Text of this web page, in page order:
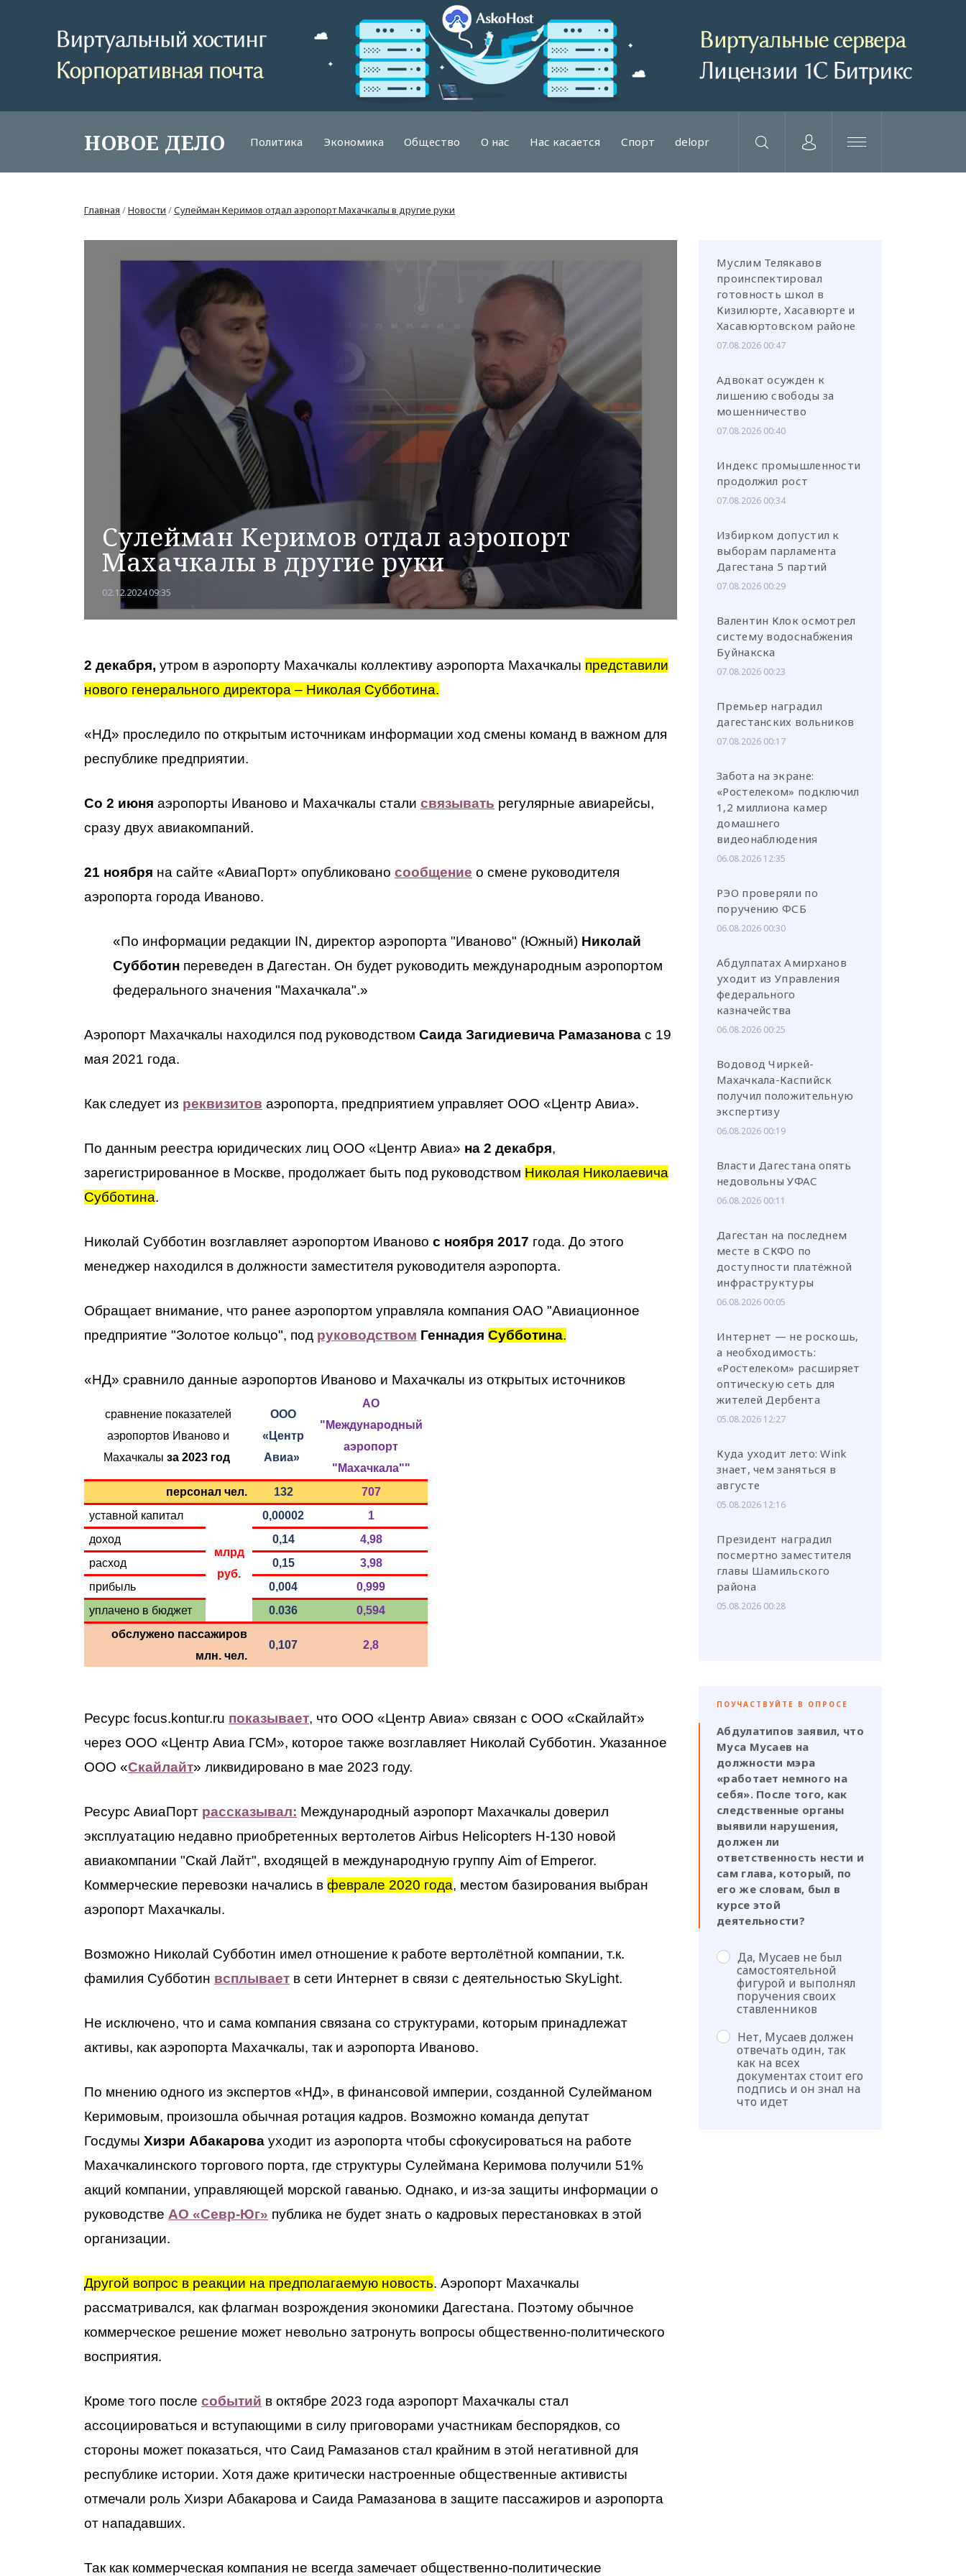
НОВОЕ ДЕЛО Политика Экономика Общество О нас Нас касается Спорт delopr
или через соц. сети
Главная /Новости /Сулейман Керимов отдал аэропорт Махачкалы в другие руки
Сулейман Керимов отдал аэропорт
Махачкалы в другие руки
02.12.2024 09:35
2 декабря, утром в аэропорту Махачкалы коллективу аэропорта Махачкалы представили
нового генерального директора – Николая Субботина.
«НД» проследило по открытым источникам информации ход смены команд в важном для
республике предприятии.
Со 2 июня аэропорты Иваново и Махачкалы стали связывать регулярные авиарейсы,
сразу двух авиакомпаний.
21 ноября на сайте «АвиаПорт» опубликовано сообщение о смене руководителя
аэропорта города Иваново.
«По информации редакции IN, директор аэропорта "Иваново" (Южный) Николай
Субботин переведен в Дагестан. Он будет руководить международным аэропортом
федерального значения "Махачкала".»
Аэропорт Махачкалы находился под руководством Саида Загидиевича Рамазанова с 19
мая 2021 года.
Как следует из реквизитов аэропорта, предприятием управляет ООО «Центр Авиа».
По данным реестра юридических лиц ООО «Центр Авиа» на 2 декабря,
зарегистрированное в Москве, продолжает быть под руководством Николая Николаевича
Субботина.
Николай Субботин возглавляет аэропортом Иваново с ноября 2017 года. До этого
менеджер находился в должности заместителя руководителя аэропорта.
Обращает внимание, что ранее аэропортом управляла компания ОАО "Авиационное
предприятие "Золотое кольцо", под руководством Геннадия Субботина.
«НД» сравнило данные аэропортов Иваново и Махачкалы из открытых источников
сравнение показателей
аэропортов Иваново и
Махачкалы за 2023 год
ООО
«Центр
Авиа»
АО
"Международный
аэропорт
"Махачкала""
персонал чел.
132
707
уставной капитал
млрд
руб.
0,00002
1
доход
0,14
4,98
расход
0,15
3,98
прибыль
0,004
0,999
уплачено в бюджет
0.036
0,594
обслужено пассажиров
млн. чел.
0,107 2,8
Ресурс focus.kontur.ru показывает, что ООО «Центр Авиа» связан с ООО «Скайлайт»
через ООО «Центр Авиа ГСМ», которое также возглавляет Николай Субботин. Указанное
ООО «Скайлайт» ликвидировано в мае 2023 году.
Ресурс АвиаПорт рассказывал: Международный аэропорт Махачкалы доверил
эксплуатацию недавно приобретенных вертолетов Airbus Helicopters H-130 новой
авиакомпании "Скай Лайт", входящей в международную группу Aim of Emperor.
Коммерческие перевозки начались в феврале 2020 года, местом базирования выбран
аэропорт Махачкалы.
Возможно Николай Субботин имел отношение к работе вертолётной компании, т.к.
фамилия Субботин всплывает в сети Интернет в связи с деятельностью SkyLight.
Не исключено, что и сама компания связана со структурами, которым принадлежат
активы, как аэропорта Махачкалы, так и аэропорта Иваново.
По мнению одного из экспертов «НД», в финансовой империи, созданной Сулейманом
Керимовым, произошла обычная ротация кадров. Возможно команда депутат
Госдумы Хизри Абакарова уходит из аэропорта чтобы сфокусироваться на работе
Махачкалинского торгового порта, где структуры Сулеймана Керимова получили 51%
акций компании, управляющей морской гаванью. Однако, и из-за защиты информации о
руководстве АО «Севр-Юг» публика не будет знать о кадровых перестановках в этой
организации.
Другой вопрос в реакции на предполагаемую новость. Аэропорт Махачкалы
рассматривался, как флагман возрождения экономики Дагестана. Поэтому обычное
коммерческое решение может невольно затронуть вопросы общественно-политического
восприятия.
Кроме того после событий в октябре 2023 года аэропорт Махачкалы стал
ассоциироваться и вступающими в силу приговорами участникам беспорядков, со
стороны может показаться, что Саид Рамазанов стал крайним в этой негативной для
республике истории. Хотя даже критически настроенные общественные активисты
отмечали роль Хизри Абакарова и Саида Рамазанова в защите пассажиров и аэропорта
от нападавших.
Так как коммерческая компания не всегда замечает общественно-политические
Муслим Телякавов
проинспектировал
готовность школ в
Кизилюрте, Хасавюрте и
Хасавюртовском районе
07.08.2026 00:47
Адвокат осужден к
лишению свободы за
мошенничество
07.08.2026 00:40
Индекс промышленности
продолжил рост
07.08.2026 00:34
Избирком допустил к
выборам парламента
Дагестана 5 партий
07.08.2026 00:29
Валентин Клок осмотрел
систему водоснабжения
Буйнакска
07.08.2026 00:23
Премьер наградил
дагестанских вольников
07.08.2026 00:17
Забота на экране:
«Ростелеком» подключил
1,2 миллиона камер
домашнего
видеонаблюдения
06.08.2026 12:35
РЭО проверяли по
поручению ФСБ
06.08.2026 00:30
Абдулпатах Амирханов
уходит из Управления
федерального
казначейства
06.08.2026 00:25
Водовод Чиркей-
Махачкала-Каспийск
получил положительную
экспертизу
06.08.2026 00:19
Власти Дагестана опять
недовольны УФАС
06.08.2026 00:11
Дагестан на последнем
месте в СКФО по
доступности платёжной
инфраструктуры
06.08.2026 00:05
Интернет — не роскошь,
а необходимость:
«Ростелеком» расширяет
оптическую сеть для
жителей Дербента
05.08.2026 12:27
Куда уходит лето: Wink
знает, чем заняться в
августе
05.08.2026 12:16
Президент наградил
посмертно заместителя
главы Шамильского
района
05.08.2026 00:28
ПОУЧАСТВУЙТЕ В ОПРОСЕ
Абдулатипов заявил, что
Муса Мусаев на
должности мэра
«работает немного на
себя». После того, как
следственные органы
выявили нарушения,
должен ли
ответственность нести и
сам глава, который, по
его же словам, был в
курсе этой
деятельности?
Да, Мусаев не был
самостоятельной
фигурой и выполнял
поручения своих
ставленников
Нет, Мусаев должен
отвечать один, так
как на всех
документах стоит его
подпись и он знал на
что идет